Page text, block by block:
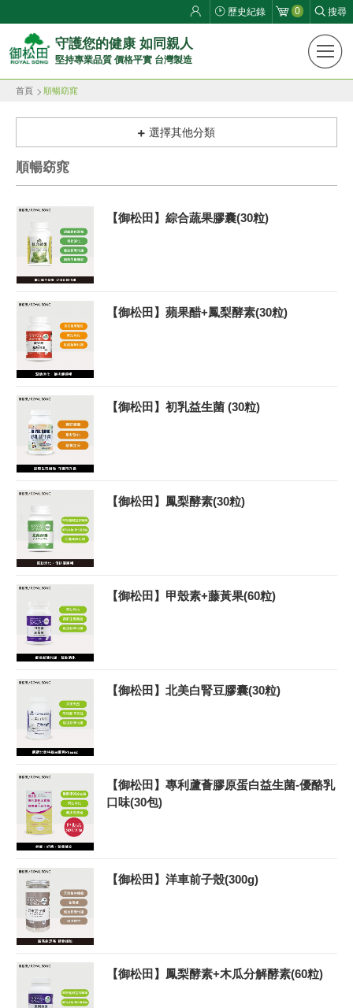
御
松
健
康
生
活
館
ROYAL
SONG
守護您的健康 如同親人
堅持專業品質 價格平實 台灣製造
歷史紀錄 0 搜尋
首頁 順暢窈窕
選擇其他分類
順暢窈窕
【御松田】綜合蔬果膠囊(30粒)
【御松田】蘋果醋+鳳梨酵素(30粒)
【御松田】初乳益生菌 (30粒)
【御松田】鳳梨酵素(30粒)
【御松田】甲殼素+藤黃果(60粒)
【御松田】北美白腎豆膠囊(30粒)
【御松田】專利蘆薈膠原蛋白益生菌-優酪乳
口味(30包)
【御松田】洋車前子殼(300g)
【御松田】鳳梨酵素+木瓜分解酵素(60粒)